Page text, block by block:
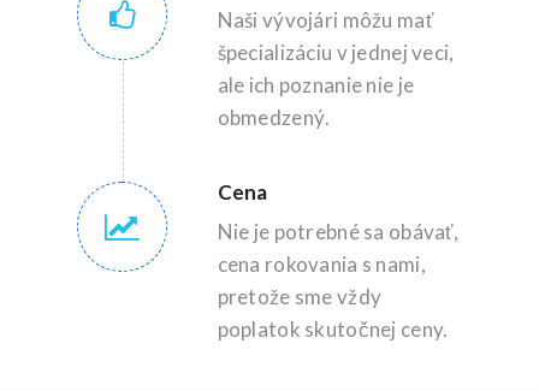
Naši vývojári môžu mať
špecializáciu v jednej veci,
ale ich poznanie nie je
obmedzený.
Cena
Nie je potrebné sa obávať,
cena rokovania s nami,
pretože sme vždy
poplatok skutočnej ceny.